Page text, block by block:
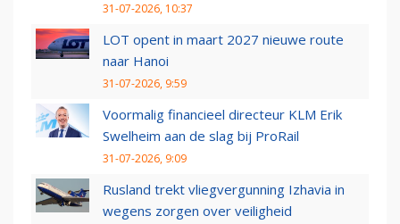
31-07-2026, 10:37
LOT opent in maart 2027 nieuwe route
naar Hanoi
31-07-2026, 9:59
Voormalig financieel directeur KLM Erik
Swelheim aan de slag bij ProRail
31-07-2026, 9:09
Rusland trekt vliegvergunning Izhavia in
wegens zorgen over veiligheid